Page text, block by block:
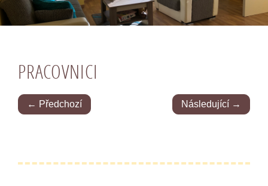
PRACOVNICI
← Předchozí Následující →